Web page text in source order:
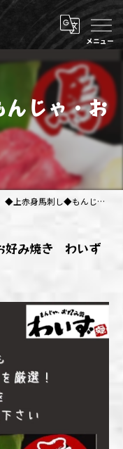
じゃ・お
◆上赤身馬刺し◆もんじゃ・お好み焼き わいず
好み焼き わいず